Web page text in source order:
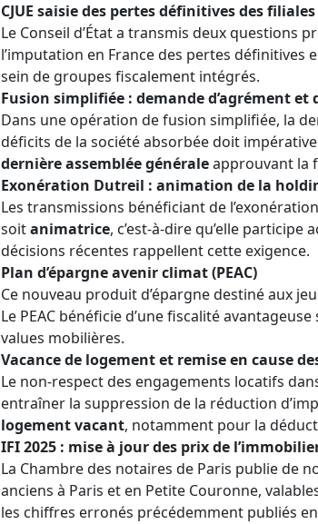
CJUE saisie des pertes définitives des
Le Conseil d’État a transmis deux questions
l’imputation en France des pertes définitives
sein de groupes fiscalement intégrés.
Fusion simplifiée : demande d’agrément et
Dans une opération de fusion simplifiée, la
déficits de la société absorbée doit
dernière assemblée généraleapprouvant la
Exonération Dutreil : animation de la
Les transmissions bénéficiant de
soitanimatrice, c’est-à-dire qu’elle
décisions récentes rappellent cette exigence.
Plan d’épargne avenir climat (PEAC)
Ce nouveau produit d’épargne destiné aux
Le PEAC bénéficie d’une fiscalité
values mobilières.
Vacance de logement et remise en cause
Le non-respect des engagements locatifs
entraîner la suppression de la réduction
logement vacant, notamment pour la
IFI 2025 : mise à jour des prix de
La Chambre des notaires de Paris publie de
anciens à Paris et en Petite Couronne,
les chiffres erronés précédemment publiés